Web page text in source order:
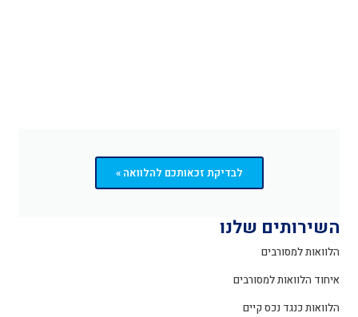
לבדיקת זכאותכם להלוואה »
השירותים שלנו
הלוואות למסורבים
איחוד הלוואות למסורבים
הלוואות כנגד נכס קיים